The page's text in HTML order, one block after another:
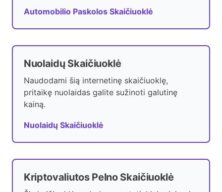
Automobilio Paskolos Skaičiuoklė
Nuolaidų Skaičiuoklė
Naudodami šią internetinę skaičiuoklę,
pritaikę nuolaidas galite sužinoti galutinę
kainą.
Nuolaidų Skaičiuoklė
Kriptovaliutos Pelno Skaičiuoklė